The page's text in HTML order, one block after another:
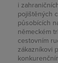
i
pojištěných
působících
německém
cestovním
zákazníkovi